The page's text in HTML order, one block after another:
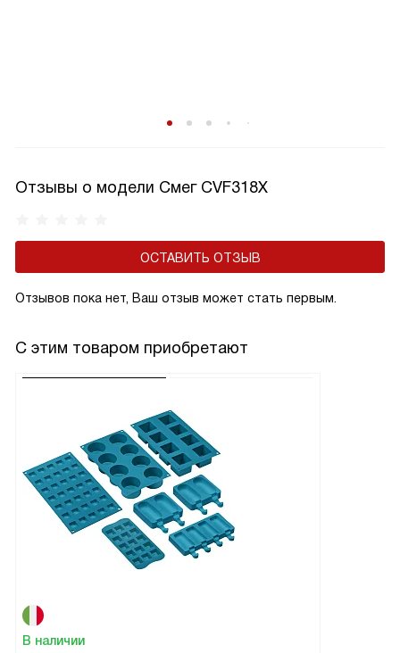
Отзывы о модели Смег CVF318X
ОСТАВИТЬ ОТЗЫВ
Отзывов пока нет, Ваш отзыв может стать первым.
С этим товаром приобретают
В наличии